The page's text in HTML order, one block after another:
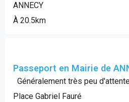
ANNECY
À 20.5km
Passeport en Mairie de
Généralement très peu
Place Gabriel Fauré